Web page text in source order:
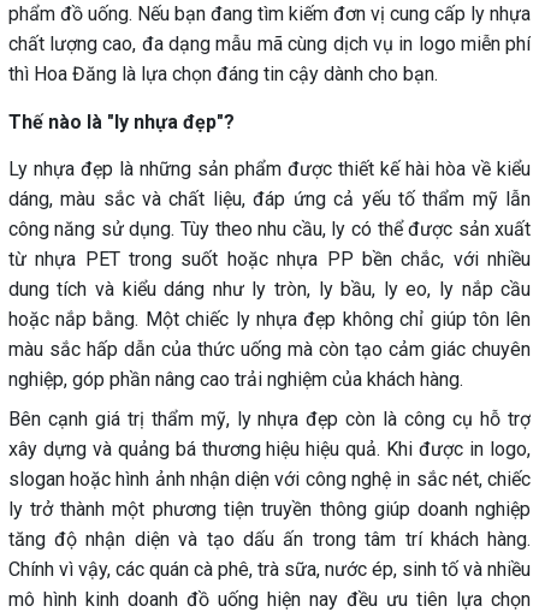
phẩm đồ uống. Nếu bạn đang tìm kiếm đơn vị cung cấp ly nhựa
chất lượng cao, đa dạng mẫu mã cùng dịch vụ in logo miễn phí
thì Hoa Đăng là lựa chọn đáng tin cậy dành cho bạn.
Thế nào là "ly nhựa đẹp"?
Ly nhựa đẹp là những sản phẩm được thiết kế hài hòa về kiểu
dáng, màu sắc và chất liệu, đáp ứng cả yếu tố thẩm mỹ lẫn
công năng sử dụng. Tùy theo nhu cầu, ly có thể được sản xuất
từ nhựa PET trong suốt hoặc nhựa PP bền chắc, với nhiều
dung tích và kiểu dáng như ly tròn, ly bầu, ly eo, ly nắp cầu
hoặc nắp bằng. Một chiếc ly nhựa đẹp không chỉ giúp tôn lên
màu sắc hấp dẫn của thức uống mà còn tạo cảm giác chuyên
nghiệp, góp phần nâng cao trải nghiệm của khách hàng.
Bên cạnh giá trị thẩm mỹ, ly nhựa đẹp còn là công cụ hỗ trợ
xây dựng và quảng bá thương hiệu hiệu quả. Khi được in logo,
slogan hoặc hình ảnh nhận diện với công nghệ in sắc nét, chiếc
ly trở thành một phương tiện truyền thông giúp doanh nghiệp
tăng độ nhận diện và tạo dấu ấn trong tâm trí khách hàng.
Chính vì vậy, các quán cà phê, trà sữa, nước ép, sinh tố và nhiều
mô hình kinh doanh đồ uống hiện nay đều ưu tiên lựa chọn